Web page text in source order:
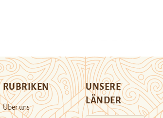
RUBRIKEN
Über uns
UNSERE
LÄNDER